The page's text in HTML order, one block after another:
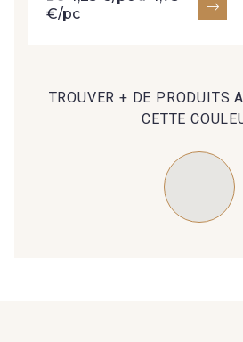
€/pc
TROUVER + DE PRODUITS
CETTE
nouveautés, d’inspirations et